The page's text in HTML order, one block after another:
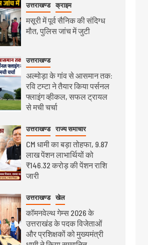
उत्तराखण्ड क्राइम
मसूरी में पूर्व सैनिक की संदिग्ध
मौत, पुलिस जांच में जुटी
उत्तराखण्ड
अल्मोड़ा के गांव से आसमान तक:
रवि टम्टा ने तैयार किया पर्सनल
फ्लाइंग व्हीकल, सफल ट्रायल
से मची चर्चा
उत्तराखण्ड राज्य समाचार
CM धामी का बड़ा तोहफा, 9.87
लाख पेंशन लाभार्थियों को
₹146.32 करोड़ की पेंशन राशि
जारी
उत्तराखण्ड खेल
कॉमनवेल्थ गेम्स 2026 के
उत्तराखंड के पदक विजेताओं
और प्रशिक्षकों को मुख्यमंत्री